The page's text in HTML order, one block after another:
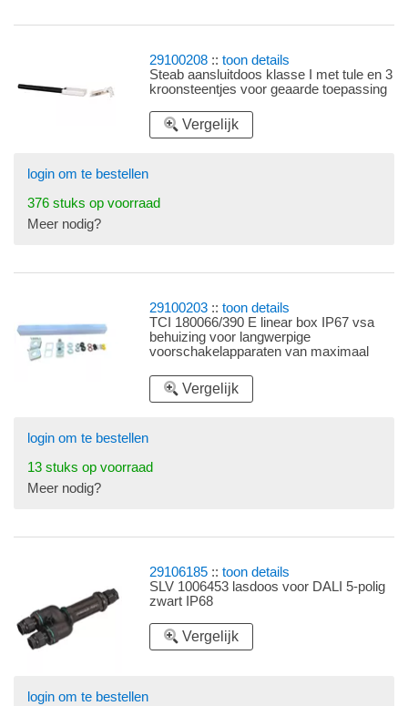
29100208 ::toon details
Steab aansluitdoos klasse I met tule en 3
kroonsteentjes voor geaarde toepassing
Vergelijk
login om te bestellen
376 stuks op voorraad
Meer nodig?
29100203 ::toon details
TCI 180066/390 E linear box IP67 vsa
behuizing voor langwerpige
voorschakelapparaten van maximaal
Vergelijk
login om te bestellen
13 stuks op voorraad
Meer nodig?
29106185 ::toon details
SLV 1006453 lasdoos voor DALI 5-polig
zwart IP68
Vergelijk
login om te bestellen